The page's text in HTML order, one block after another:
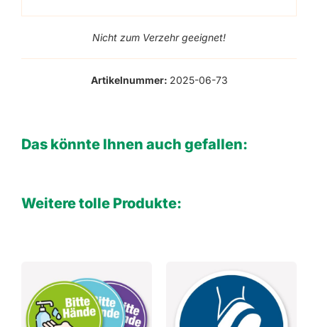
Nicht zum Verzehr geeignet!
Artikelnummer: 2025-06-73
Das könnte Ihnen auch gefallen:
Weitere tolle Produkte: